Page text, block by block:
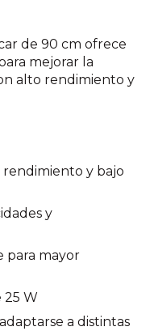
de 90 cm ofrece
mejorar la
alto rendimiento y
y bajo
y
para mayor
25 W
a distintas